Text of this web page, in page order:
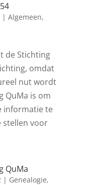
| Algemeen,
de Stichting
omdat
nut wordt
QuMa is om
informatie te
stellen voor
QuMa
| Genealogie,